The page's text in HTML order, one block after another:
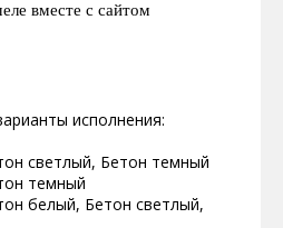
вместе с сайтом
исполнения:
светлый, Бетон темный
темный
белый, Бетон светлый,